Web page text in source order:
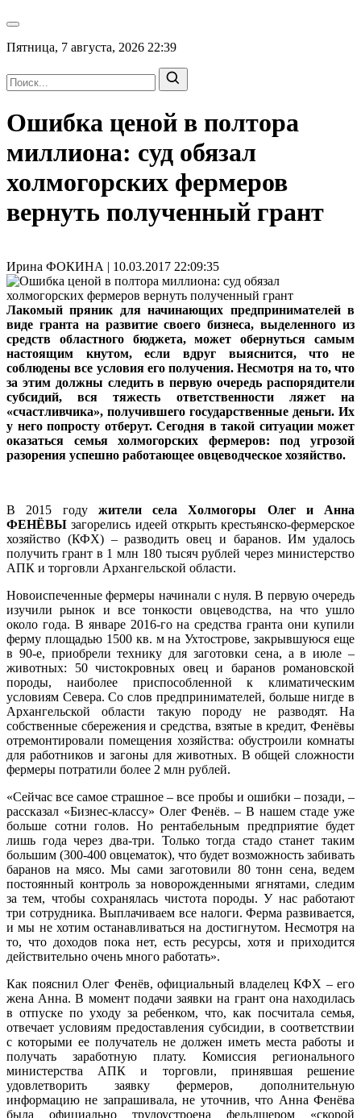
Пятница, 7 августа, 2026 22:39
Ошибка ценой в полтора
миллиона: суд обязал
холмогорских фермеров
вернуть полученный грант
Ирина ФОКИНА | 10.03.2017 22:09:35
Лакомый пряник для начинающих предпринимателей в
виде гранта на развитие своего бизнеса, выделенного из
средств областного бюджета, может обернуться самым
настоящим кнутом, если вдруг выяснится, что не
соблюдены все условия его получения. Несмотря на то, что
за этим должны следить в первую очередь распорядители
субсидий, вся тяжесть ответственности ляжет на
«счастливчика», получившего государственные деньги. Их
у него попросту отберут. Сегодня в такой ситуации может
оказаться семья холмогорских фермеров: под угрозой
разорения успешно работающее овцеводческое хозяйство.
В 2015 году жители села Холмогоры Олег и Анна
ФЕНЁВЫ загорелись идеей открыть крестьянско-фермерское
хозяйство (КФХ) – разводить овец и баранов. Им удалось
получить грант в 1 млн 180 тысяч рублей через министерство
АПК и торговли Архангельской области.
Новоиспеченные фермеры начинали с нуля. В первую очередь
изучили рынок и все тонкости овцеводства, на что ушло
около года. В январе 2016-го на средства гранта они купили
ферму площадью 1500 кв. м на Ухтострове, закрывшуюся еще
в 90-е, приобрели технику для заготовки сена, а в июле –
животных: 50 чистокровных овец и баранов романовской
породы, наиболее приспособленной к климатическим
условиям Севера. Со слов предпринимателей, больше нигде в
Архангельской области такую породу не разводят. На
собственные сбережения и средства, взятые в кредит, Фенёвы
отремонтировали помещения хозяйства: обустроили комнаты
для работников и загоны для животных. В общей сложности
фермеры потратили более 2 млн рублей.
«Сейчас все самое страшное – все пробы и ошибки – позади, –
рассказал «Бизнес-классу» Олег Фенёв. – В нашем стаде уже
больше сотни голов. Но рентабельным предприятие будет
лишь года через два-три. Только тогда стадо станет таким
большим (300-400 овцематок), что будет возможность забивать
баранов на мясо. Мы сами заготовили 80 тонн сена, ведем
постоянный контроль за новорожденными ягнятами, следим
за тем, чтобы сохранялась чистота породы. У нас работают
три сотрудника. Выплачиваем все налоги. Ферма развивается,
и мы не хотим останавливаться на достигнутом. Несмотря на
то, что доходов пока нет, есть ресурсы, хотя и приходится
действительно очень много работать».
Как пояснил Олег Фенёв, официальный владелец КФХ – его
жена Анна. В момент подачи заявки на грант она находилась
в отпуске по уходу за ребенком, что, как посчитала семья,
отвечает условиям предоставления субсидии, в соответствии
с которыми ее получатель не должен иметь места работы и
получать заработную плату. Комиссия регионального
министерства АПК и торговли, принявшая решение
удовлетворить заявку фермеров, дополнительную
информацию не запрашивала, не уточнив, что Анна Фенёва
была официально трудоустроена фельдшером «скорой